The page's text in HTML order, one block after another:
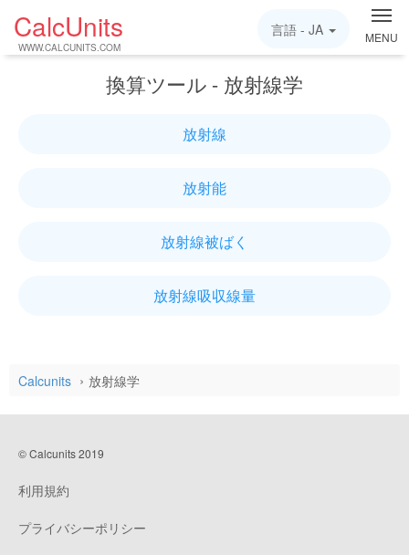
CalcUnits
WWW.CALCUNITS.COM
MENU
言語 - JA
換算ツール - 放射線学
放射線
放射能
放射線被ばく
放射線吸収線量
Calcunits 放射線学
© Calcunits 2019
利用規約
プライバシーポリシー